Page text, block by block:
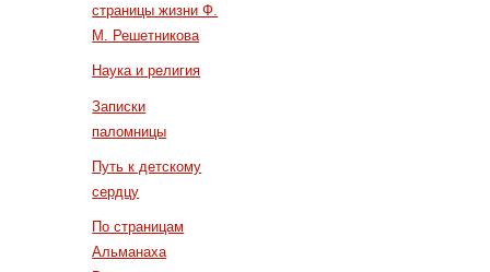
страницы жизни Ф.
М. Решетникова
Наука и религия
Записки
паломницы
Путь к детскому
сердцу
По страницам
Альманаха